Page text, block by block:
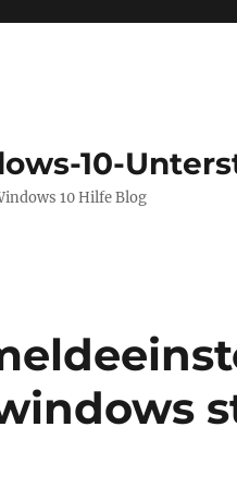
10-
10 Hilfe Blog